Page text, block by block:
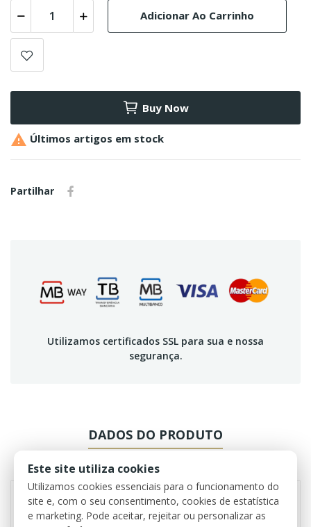
Adicionar Ao Carrinho
Buy Now
 Últimos artigos em stock
Partilhar
Utilizamos certificados SSL para sua e nossa
segurança.
DADOS DO PRODUTO
REVIEWS
0574
Este site utiliza cookies
Utilizamos cookies essenciais para o funcionamento do
site e, com o seu consentimento, cookies de estatística
e marketing. Pode aceitar, rejeitar ou personalizar as